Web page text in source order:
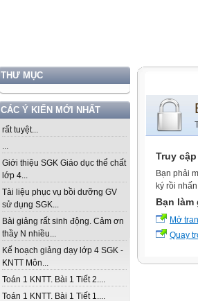
THƯ MỤC
CÁC Ý KIẾN MỚI NHẤT
rất tuyệt...
...
Giới thiệu SGK Giáo dục thể chất
lớp 4...
Tài liệu phục vụ bồi dưỡng GV
sử dụng SGK...
Bài giảng rất sinh động. Cảm ơn
thầy N nhiều...
Kế hoạch giảng dạy lớp 4 SGK -
KNTT Môn...
Toán 1 KNTT. Bài 1 Tiết 2....
Toán 1 KNTT. Bài 1 Tiết 1....
Truy
Bạn phải
ký rồi
Bạn
Mở
Quay